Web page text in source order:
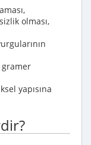
olması,
gramer
yapısına